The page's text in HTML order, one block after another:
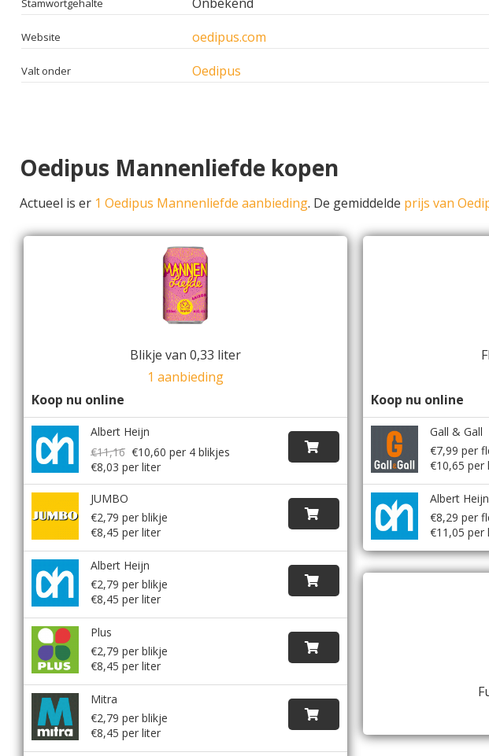
Website oedipus.com
Valt onder Oedipus
Oedipus Mannenliefde kopen
Actueel is er 1 Oedipus Mannenliefde aanbieding. De gemiddelde prijs van
Blikje van 0,33 liter
1 aanbieding
Koop nu online
Albert Heijn
€11,16 €10,60 per 4 blikjes
€8,03 per liter
JUMBO
€2,79 per blikje
€8,45 per liter
Albert Heijn
€2,79 per blikje
€8,45 per liter
Plus
€2,79 per blikje
€8,45 per liter
Mitra
€2,79 per blikje
€8,45 per liter
Koop nu online
Gall & Gall
€7,99 per
€10,65 per
Albert Heijn
€8,29 per
€11,05 per